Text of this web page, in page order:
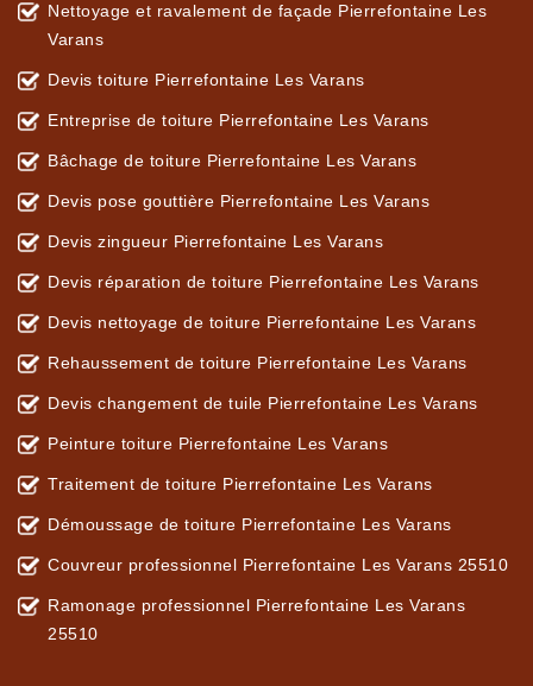
Nettoyage et ravalement de façade Pierrefontaine Les
Varans
Devis toiture Pierrefontaine Les Varans
Entreprise de toiture Pierrefontaine Les Varans
Bâchage de toiture Pierrefontaine Les Varans
Devis pose gouttière Pierrefontaine Les Varans
Devis zingueur Pierrefontaine Les Varans
Devis réparation de toiture Pierrefontaine Les Varans
Devis nettoyage de toiture Pierrefontaine Les Varans
Rehaussement de toiture Pierrefontaine Les Varans
Devis changement de tuile Pierrefontaine Les Varans
Peinture toiture Pierrefontaine Les Varans
Traitement de toiture Pierrefontaine Les Varans
Démoussage de toiture Pierrefontaine Les Varans
Couvreur professionnel Pierrefontaine Les Varans 25510
Ramonage professionnel Pierrefontaine Les Varans
25510